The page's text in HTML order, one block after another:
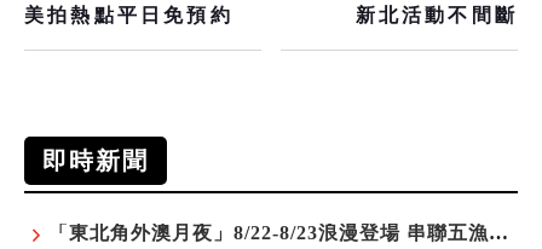
美拍熱點平日免預約
新北活動不間斷
即時新聞
「東北角外澳月夜」8/22-8/23浪漫登場 串聯五漁村、音樂、市集、火舞與慢旅共度夏夜